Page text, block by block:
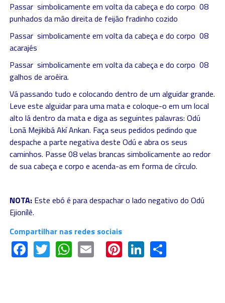
Passar simbolicamente em volta da cabeça e do corpo 08
punhados da mão direita de feijão fradinho cozido
Passar simbolicamente em volta da cabeça e do corpo 08
acarajés
Passar simbolicamente em volta da cabeça e do corpo 08
galhos de aroêira.
Vá passando tudo e colocando dentro de um alguidar grande.
Leve este alguidar para uma mata e coloque-o em um local
alto lá dentro da mata e diga as seguintes palavras: Odú
Lonã Mejikibá Akí Ankan. Faça seus pedidos pedindo que
despache a parte negativa deste Odú e abra os seus
caminhos. Passe 08 velas brancas simbolicamente ao redor
de sua cabeça e corpo e acenda-as em forma de círculo.
NOTA: Este ebó é para despachar o lado negativo do Odú
Ejionílê.
Compartilhar nas redes sociais
Facebook
TwitterWhatsApp
EmailPinterest
LinkedIn